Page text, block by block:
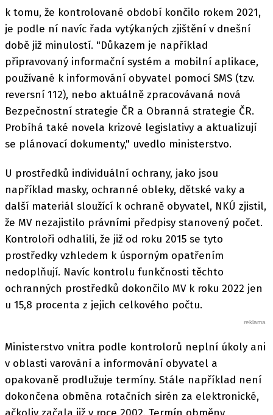
k tomu, že kontrolované období končilo rokem 2021,
je podle ní navíc řada vytýkaných zjištění v dnešní
době již minulostí. "Důkazem je například
připravovaný informační systém a mobilní aplikace,
používané k informování obyvatel pomocí SMS (tzv.
reversní 112), nebo aktuálně zpracovávaná nová
Bezpečnostní strategie ČR a Obranná strategie ČR.
Probíhá také novela krizové legislativy a aktualizují
se plánovací dokumenty," uvedlo ministerstvo.
U prostředků individuální ochrany, jako jsou
například masky, ochranné obleky, dětské vaky a
další materiál sloužící k ochraně obyvatel, NKÚ zjistil,
že MV nezajistilo právními předpisy stanovený počet.
Kontroloři odhalili, že již od roku 2015 se tyto
prostředky vzhledem k úsporným opatřením
nedoplňují. Navíc kontrolu funkčnosti těchto
ochranných prostředků dokončilo MV k roku 2022 jen
u 15,8 procenta z jejich celkového počtu.
Ministerstvo vnitra podle kontrolorů neplní úkoly ani
v oblasti varování a informování obyvatel a
opakovaně prodlužuje termíny. Stále například není
dokončena obměna rotačních sirén za elektronické,